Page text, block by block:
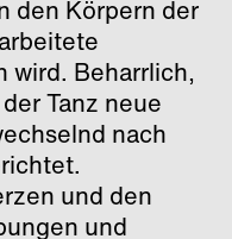
den Körpern der
wird. Beharrlich,
Tanz neue
nach
und den
und